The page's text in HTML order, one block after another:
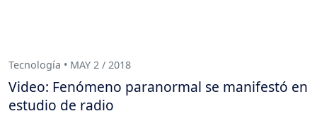
Tecnología • MAY 2 / 2018
Video: Fenómeno paranormal se manifestó en
estudio de radio